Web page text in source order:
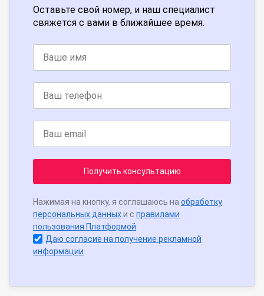
Оставьте свой номер, и наш специалист
свяжется с вами в ближайшее время.
Получить консультацию
Нажимая на кнопку, я соглашаюсь на обработку
персональных данныхи с правилами
пользования Платформой
Даю согласие на получение рекламной
информации